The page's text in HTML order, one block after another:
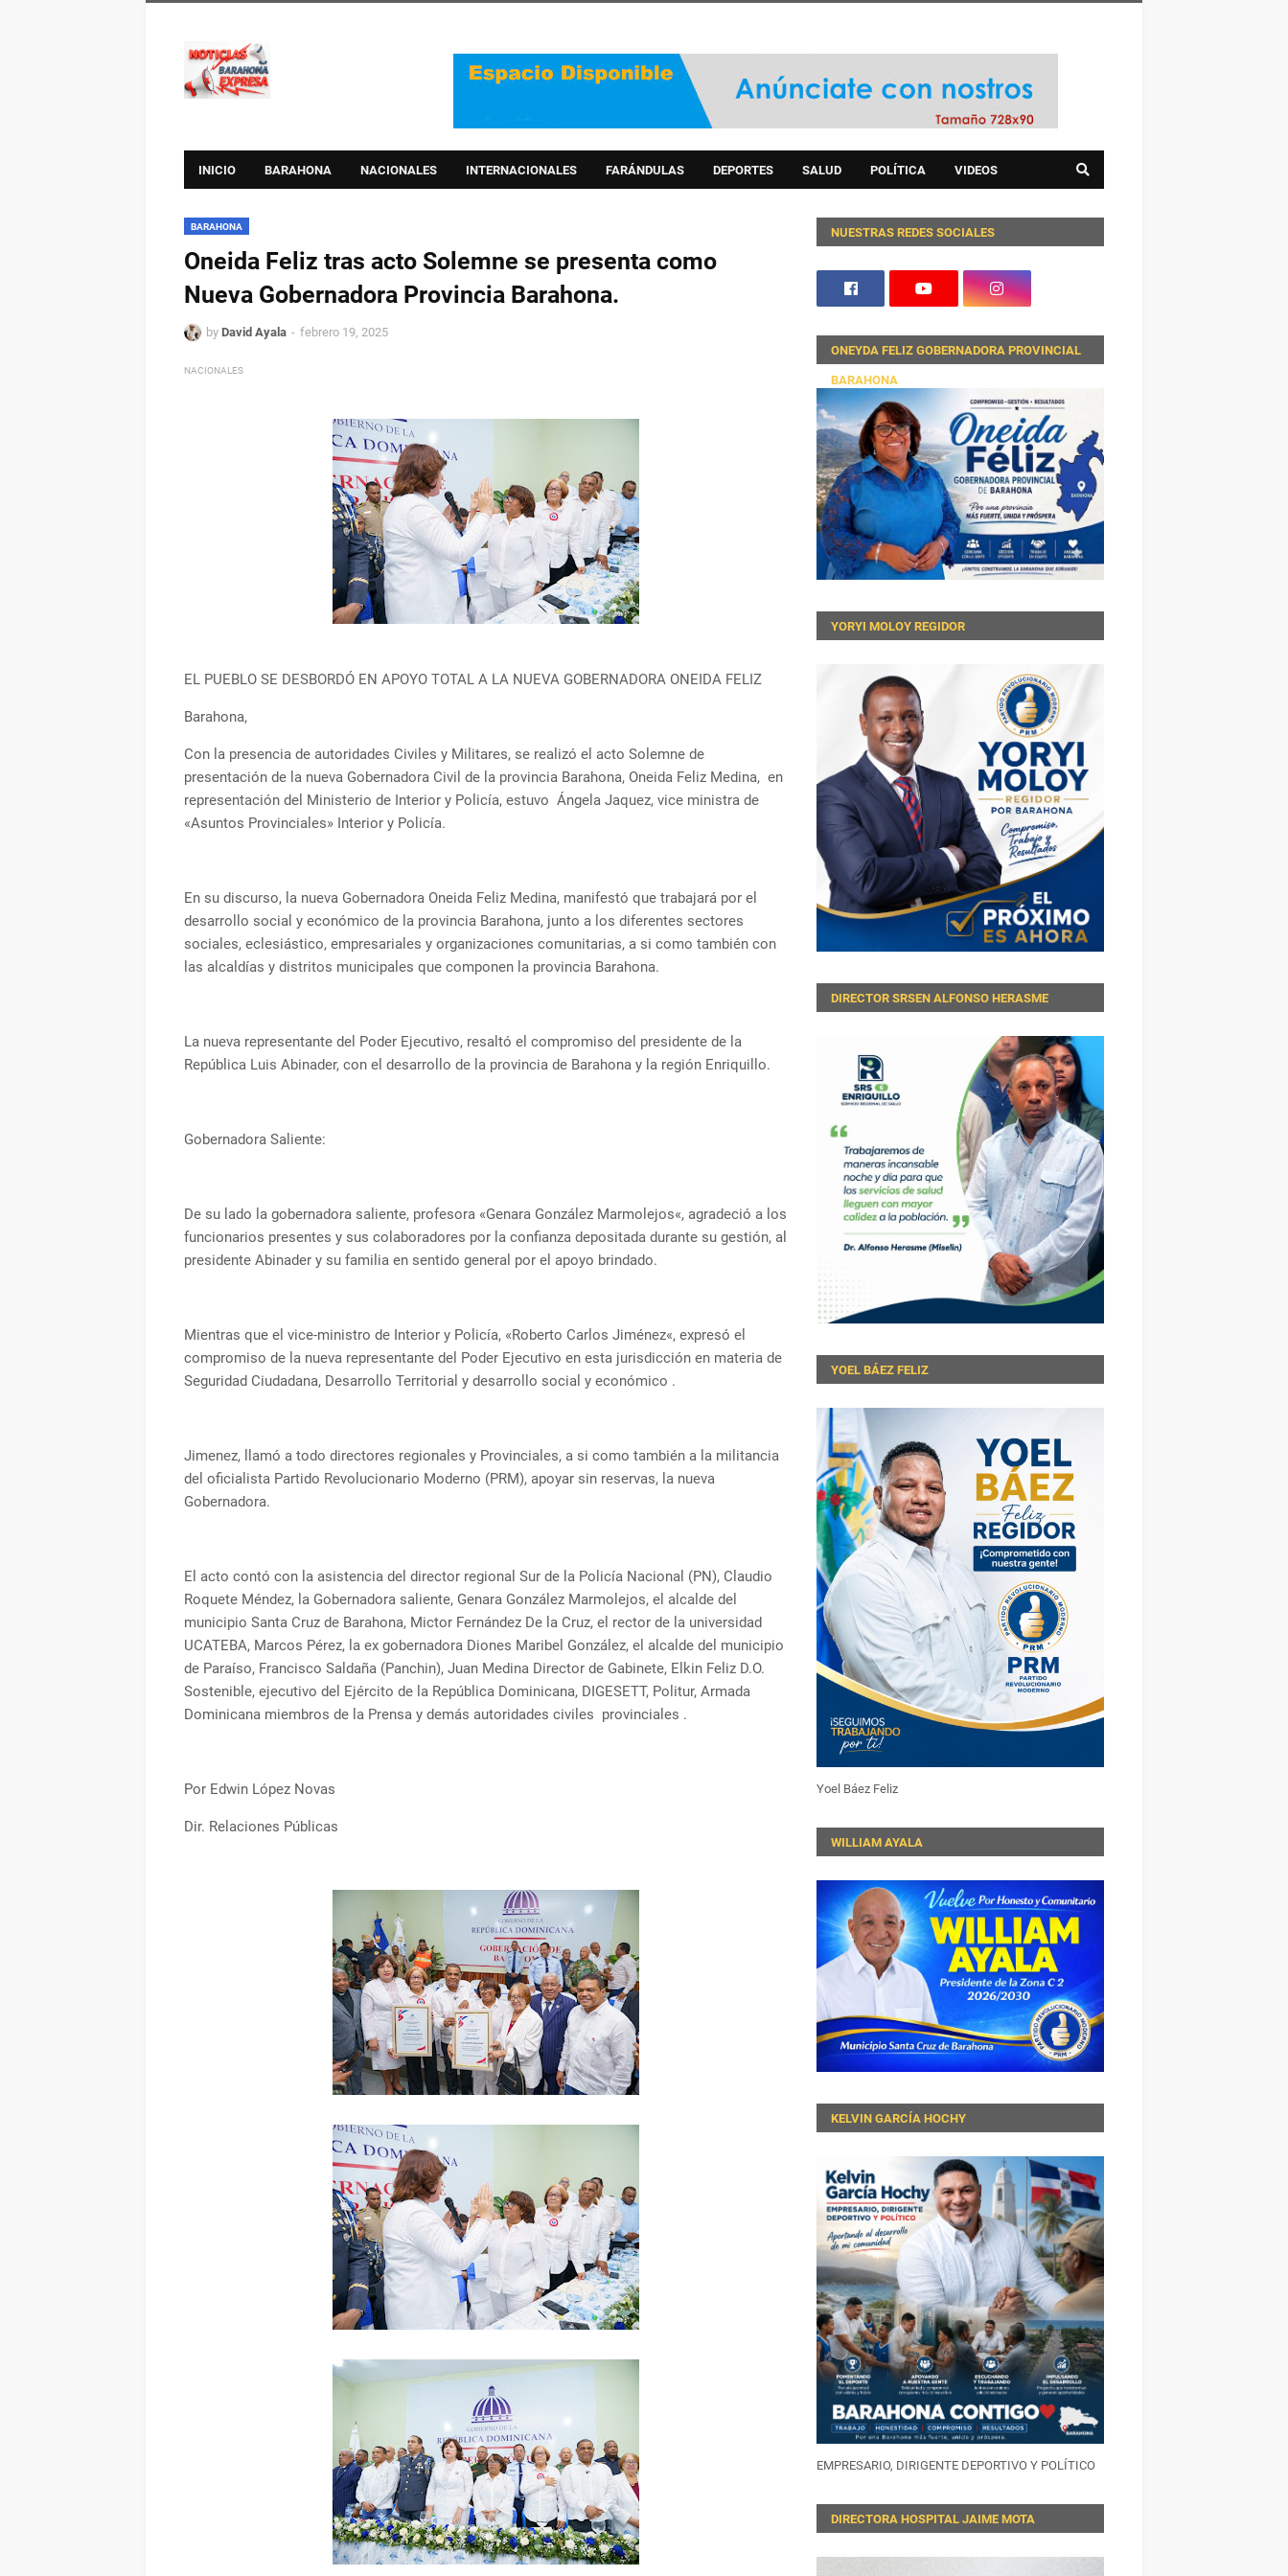
INICIO BARAHONA NACIONALES INTERNACIONALES FARÁNDULAS DEPORTES SALUD POLÍTICA VIDEOS
BARAHONA
Oneida Feliz tras acto Solemne se presenta como
Nueva Gobernadora Provincia Barahona.
by David Ayala febrero 19, 2025
NACIONALES
EL PUEBLO SE DESBORDÓ EN APOYO TOTAL A LA NUEVA GOBERNADORA ONEIDA FELIZ
Barahona,
Con la presencia de autoridades Civiles y Militares, se realizó el acto Solemne de
presentación de la nueva Gobernadora Civil de la provincia Barahona, Oneida Feliz Medina, en
representación del Ministerio de Interior y Policía, estuvo Ángela Jaquez, vice ministra de
«Asuntos Provinciales» Interior y Policía.
En su discurso, la nueva Gobernadora Oneida Feliz Medina, manifestó que trabajará por el
desarrollo social y económico de la provincia Barahona, junto a los diferentes sectores
sociales, eclesiástico, empresariales y organizaciones comunitarias, a si como también con
las alcaldías y distritos municipales que componen la provincia Barahona.
La nueva representante del Poder Ejecutivo, resaltó el compromiso del presidente de la
República Luis Abinader, con el desarrollo de la provincia de Barahona y la región Enriquillo.
Gobernadora Saliente:
De su lado la gobernadora saliente, profesora «Genara González Marmolejos«, agradeció a los
funcionarios presentes y sus colaboradores por la confianza depositada durante su gestión, al
presidente Abinader y su familia en sentido general por el apoyo brindado.
Mientras que el vice-ministro de Interior y Policía, «Roberto Carlos Jiménez«, expresó el
compromiso de la nueva representante del Poder Ejecutivo en esta jurisdicción en materia de
Seguridad Ciudadana, Desarrollo Territorial y desarrollo social y económico .
Jimenez, llamó a todo directores regionales y Provinciales, a si como también a la militancia
del oficialista Partido Revolucionario Moderno (PRM), apoyar sin reservas, la nueva
Gobernadora.
El acto contó con la asistencia del director regional Sur de la Policía Nacional (PN), Claudio
Roquete Méndez, la Gobernadora saliente, Genara González Marmolejos, el alcalde del
municipio Santa Cruz de Barahona, Mictor Fernández De la Cruz, el rector de la universidad
UCATEBA, Marcos Pérez, la ex gobernadora Diones Maribel González, el alcalde del municipio
de Paraíso, Francisco Saldaña (Panchin), Juan Medina Director de Gabinete, Elkin Feliz D.O.
Sostenible, ejecutivo del Ejército de la República Dominicana, DIGESETT, Politur, Armada
Dominicana miembros de la Prensa y demás autoridades civiles provinciales .
Por Edwin López Novas
Dir. Relaciones Públicas
NUESTRAS REDES SOCIALES
ONEYDA FELIZ GOBERNADORA PROVINCIAL
BARAHONA
YORYI MOLOY REGIDOR
DIRECTOR SRSEN ALFONSO HERASME
YOEL BÁEZ FELIZ
Yoel Báez Feliz
WILLIAM AYALA
KELVIN GARCÍA HOCHY
EMPRESARIO, DIRIGENTE DEPORTIVO Y POLÍTICO
DIRECTORA HOSPITAL JAIME MOTA